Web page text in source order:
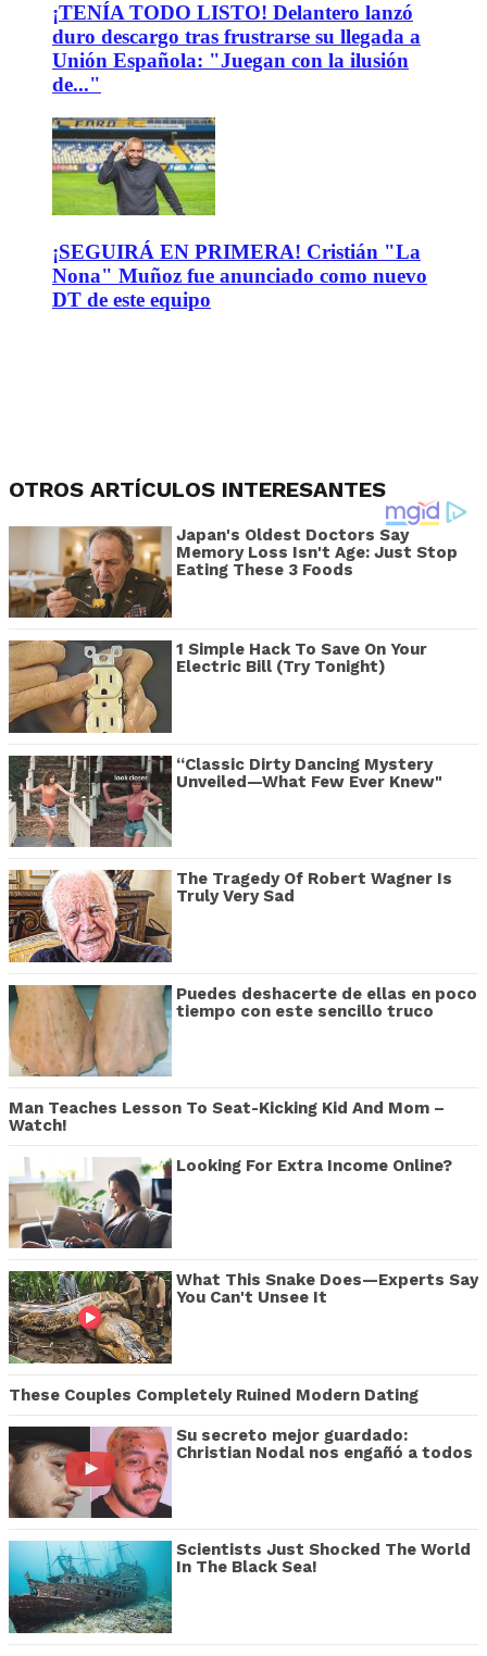
¡TENÍA TODO LISTO! Delantero lanzó
duro descargo tras frustrarse su llegada a
Unión Española: "Juegan con la ilusión
de..."
¡SEGUIRÁ EN PRIMERA! Cristián "La
Nona" Muñoz fue anunciado como nuevo
DT de este equipo
OTROS ARTÍCULOS INTERESANTES
Japan's Oldest Doctors Say
Memory Loss Isn't Age: Just Stop
Eating These 3 Foods
1 Simple Hack To Save On Your
Electric Bill (Try Tonight)
“Classic Dirty Dancing Mystery
Unveiled—What Few Ever Knew"
The Tragedy Of Robert Wagner Is
Truly Very Sad
Puedes deshacerte de ellas en poco
tiempo con este sencillo truco
Man Teaches Lesson To Seat-Kicking Kid And Mom –
Watch!
Looking For Extra Income Online?
What This Snake Does—Experts Say
You Can't Unsee It
These Couples Completely Ruined Modern Dating
Su secreto mejor guardado:
Christian Nodal nos engañó a todos
Scientists Just Shocked The World
In The Black Sea!